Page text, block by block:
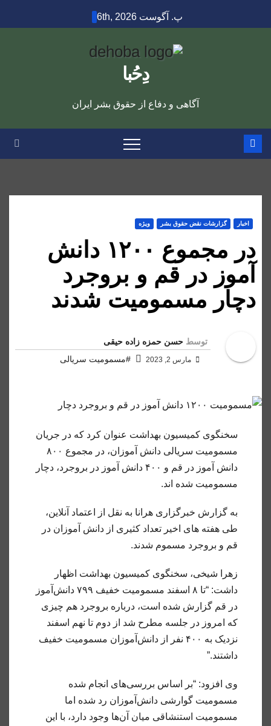
to
پ. آگوست 6th, 2026
دِحُبا
آگاهی و دفاع از حقوق بشر ایران
اخبار گزارشات نقض حقوق بشر ویژه
در مجموع ۱۲۰۰ دانش
آموز در قم و بروجرد
دچار مسمومیت شدند
توسط حسن حمزه زاده حیقی
مارس 2, 2023 #مسمومیت سریالی
سخنگوی کمیسیون بهداشت عنوان کرد که در جریان
مسمومیت سریالی دانش آموزان، در مجموع ۸۰۰
دانش آموز در قم و ۴۰۰ دانش آموز در بروجرد، دچار
مسمومیت شده اند.
به گزارش خبرگزاری هرانا به نقل از اعتماد آنلاین،
طی هفته های اخیر تعداد کثیری از دانش آموزان در
قم و بروجرد مسموم شدند.
زهرا شیخی، سخنگوی کمیسیون بهداشت اظهار
داشت: “تا ۸ اسفند مسمومیت خفیف ۷۹۹ دانش‌آموز
در قم گزارش شده است، درباره بروجرد هم چیزی‌
که امروز در جلسه مطرح شد از دوم تا نهم اسفند
نزدیک به ۴۰۰ نفر از دانش‌آموزان مسمومیت خفیف
داشتند.”
وی افزود: “بر اساس بررسی‌های انجام شده
مسمومیت گوارشی دانش‌آموزان رد شده اما
مسمومیت استنشاقی میان آن‌ها وجود دارد، با این